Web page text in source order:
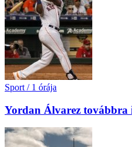
Sport / 1 órája
Yordan Álvarez továbbra